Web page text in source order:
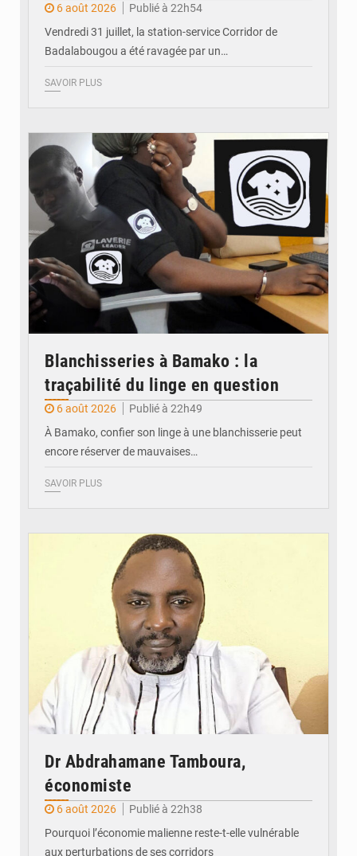
6 août 2026
Publié à 22h54
Vendredi 31 juillet, la station-service Corridor de
Badalabougou a été ravagée par un…
SAVOIR PLUS
Blanchisseries à Bamako : la
traçabilité du linge en question
6 août 2026
Publié à 22h49
À Bamako, confier son linge à une blanchisserie peut
encore réserver de mauvaises…
SAVOIR PLUS
Dr Abdrahamane Tamboura,
économiste
6 août 2026
Publié à 22h38
Pourquoi l’économie malienne reste-t-elle vulnérable
aux perturbations de ses corridors